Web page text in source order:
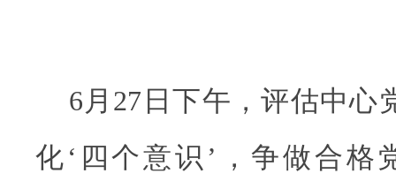
6月27日下午，评估中心
化‘四个意识’，争做合格